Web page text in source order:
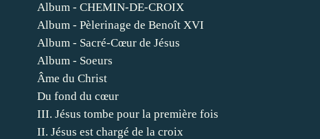
Album - CHEMIN-DE-CROIX
Album - Pèlerinage de Benoît XVI
Album - Sacré-Cœur de Jésus
Album - Soeurs
Âme du Christ
Du fond du cœur
III. Jésus tombe pour la première fois
II. Jésus est chargé de la croix